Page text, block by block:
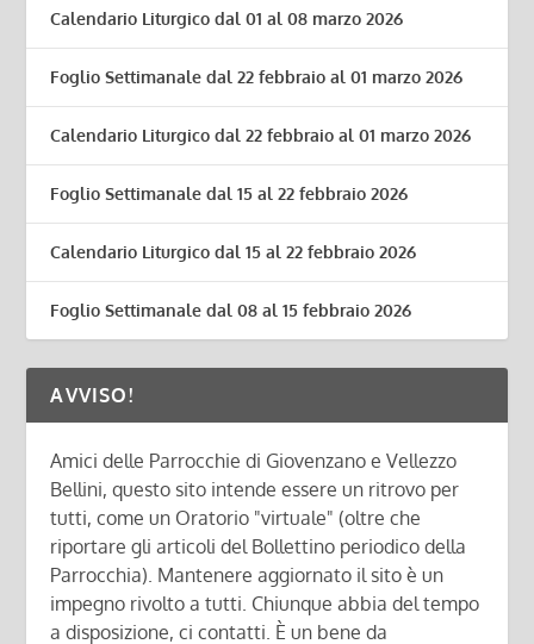
Calendario Liturgico dal 01 al 08 marzo 2026
Foglio Settimanale dal 22 febbraio al 01 marzo 2026
Calendario Liturgico dal 22 febbraio al 01 marzo 2026
Foglio Settimanale dal 15 al 22 febbraio 2026
Calendario Liturgico dal 15 al 22 febbraio 2026
Foglio Settimanale dal 08 al 15 febbraio 2026
AVVISO!
Amici delle Parrocchie di Giovenzano e Vellezzo
Bellini, questo sito intende essere un ritrovo per
tutti, come un Oratorio "virtuale" (oltre che
riportare gli articoli del Bollettino periodico della
Parrocchia). Mantenere aggiornato il sito è un
impegno rivolto a tutti. Chiunque abbia del tempo
a disposizione, ci contatti. È un bene da